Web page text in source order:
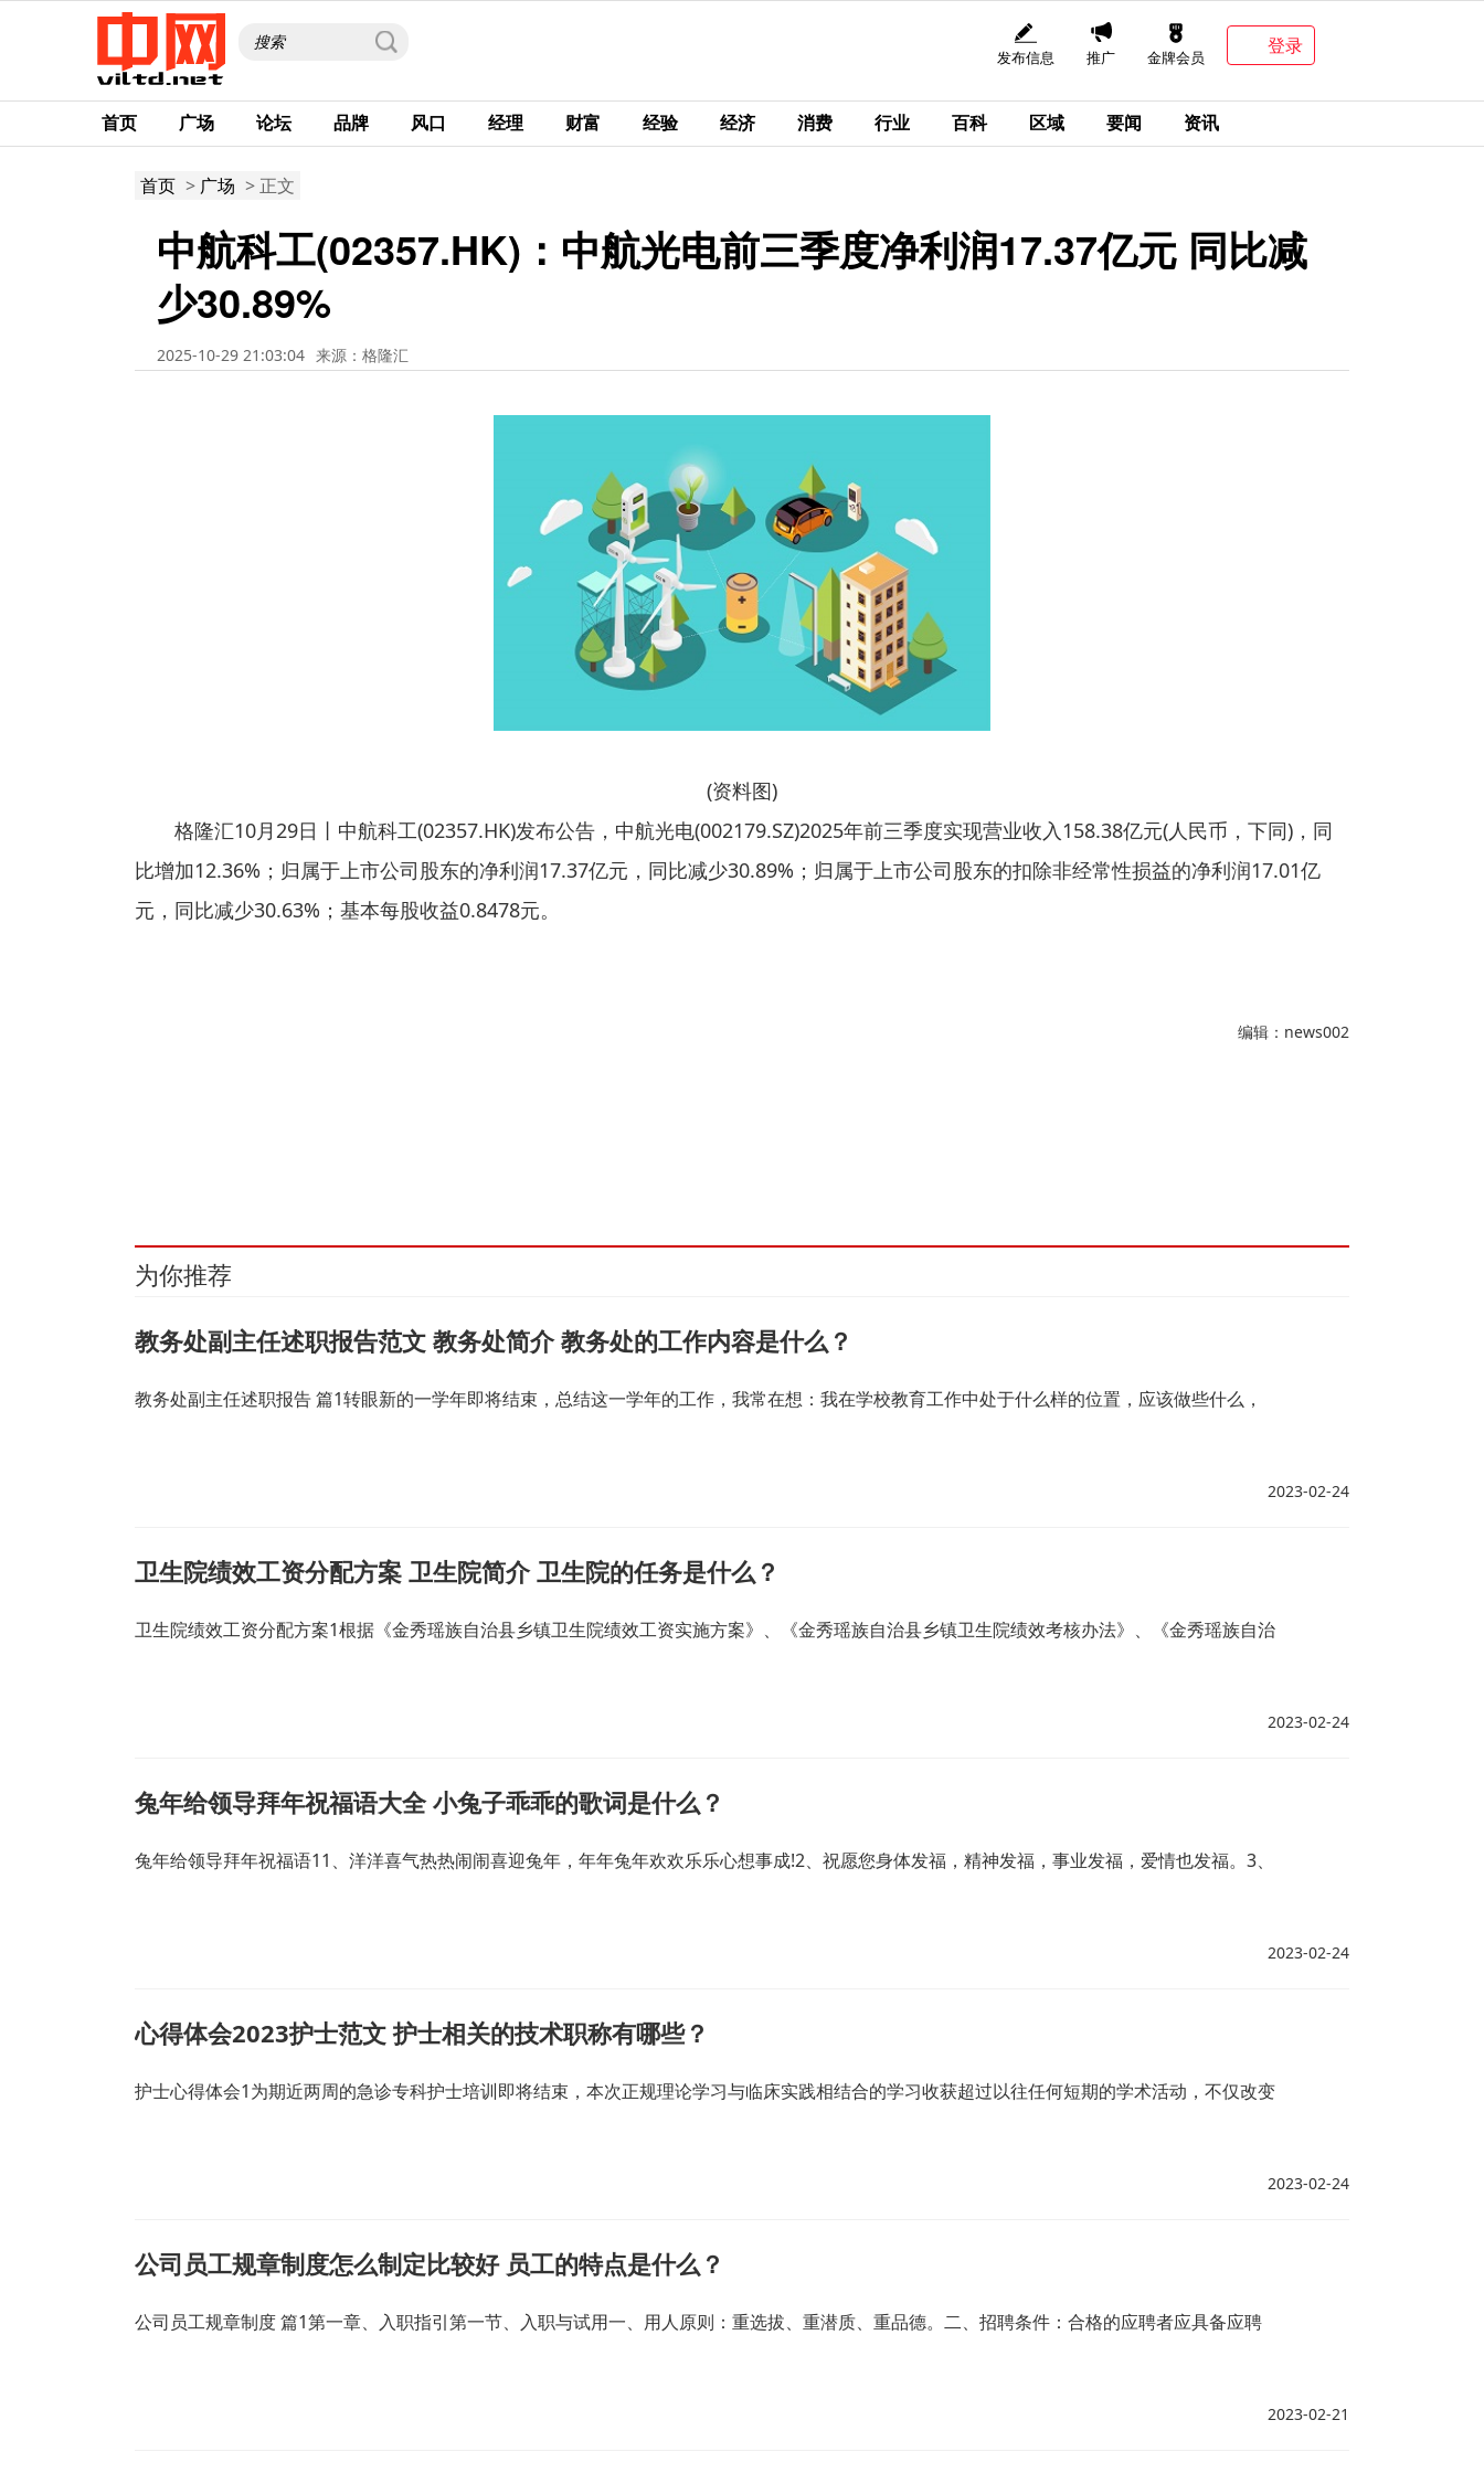
发布信息 推广 金牌会员
登录
首页 广场 论坛 品牌 风口 经理 财富 经验 经济 消费 行业 百科 区域 要闻 资讯
首页 > 广场 > 正文
中航科工(02357.HK)：中航光电前三季度净利润17.37亿元 同比减
少30.89%
2025-10-29 21:03:04 来源：格隆汇
(资料图)
格隆汇10月29日丨中航科工(02357.HK)发布公告，中航光电(002179.SZ)2025年前三季度实现营业收入158.38亿元(人民币，下同)，同
比增加12.36%；归属于上市公司股东的净利润17.37亿元，同比减少30.89%；归属于上市公司股东的扣除非经常性损益的净利润17.01亿
元，同比减少30.63%；基本每股收益0.8478元。
编辑：news002
为你推荐
教务处副主任述职报告范文 教务处简介 教务处的工作内容是什么？
教务处副主任述职报告 篇1转眼新的一学年即将结束，总结这一学年的工作，我常在想：我在学校教育工作中处于什么样的位置，应该做些什么，
2023-02-24
卫生院绩效工资分配方案 卫生院简介 卫生院的任务是什么？
卫生院绩效工资分配方案1根据《金秀瑶族自治县乡镇卫生院绩效工资实施方案》、《金秀瑶族自治县乡镇卫生院绩效考核办法》、《金秀瑶族自治
2023-02-24
兔年给领导拜年祝福语大全 小兔子乖乖的歌词是什么？
兔年给领导拜年祝福语11、洋洋喜气热热闹闹喜迎兔年，年年兔年欢欢乐乐心想事成!2、祝愿您身体发福，精神发福，事业发福，爱情也发福。3、
2023-02-24
心得体会2023护士范文 护士相关的技术职称有哪些？
护士心得体会1为期近两周的急诊专科护士培训即将结束，本次正规理论学习与临床实践相结合的学习收获超过以往任何短期的学术活动，不仅改变
2023-02-24
公司员工规章制度怎么制定比较好 员工的特点是什么？
公司员工规章制度 篇1第一章、入职指引第一节、入职与试用一、用人原则：重选拔、重潜质、重品德。二、招聘条件：合格的应聘者应具备应聘
2023-02-21